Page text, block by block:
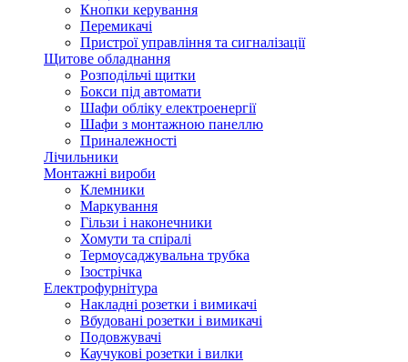
Кнопки керування
Перемикачі
Пристрої управління та сигналізації
Щитове обладнання
Розподільчі щитки
Бокси під автомати
Шафи обліку електроенергії
Шафи з монтажною панеллю
Приналежності
Лічильники
Монтажні вироби
Клемники
Маркування
Гільзи і наконечники
Хомути та спіралі
Термоусаджувальна трубка
Ізострічка
Електрофурнітура
Накладні розетки і вимикачі
Вбудовані розетки і вимикачі
Подовжувачі
Каучукові розетки і вилки